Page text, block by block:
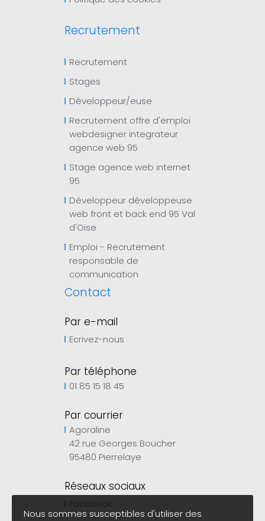
Nous sommes susceptibles d'utiliser des
Recrutement
Recrutement
Stages
Développeur/euse
Recrutement offre d'emploi
webdesigner integrateur
agence web 95
Stage agence web internet
95
Développeur développeuse
web front et back end 95 Val
d'Oise
Emploi - Recrutement
responsable de
communication
Contact
Par e-mail
Ecrivez-nous
Par téléphone
01 85 15 18 45
Par courrier
Agoraline
42 rue Georges Boucher
95480 Pierrelaye
Réseaux sociaux
Facebook